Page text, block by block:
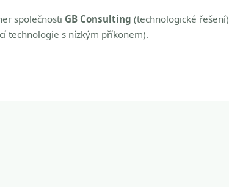
společnosti GB Consulting (technologické řešení)
technologie s nízkým příkonem).